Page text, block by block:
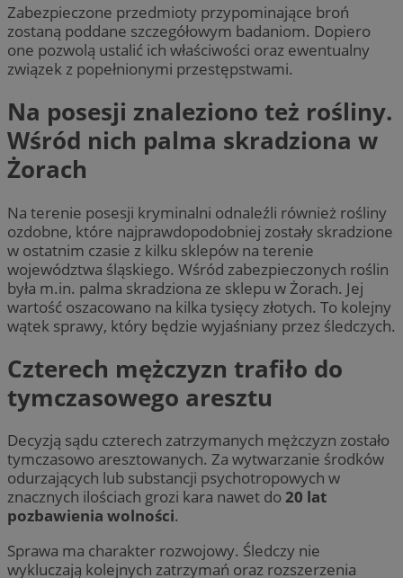
Zabezpieczone przedmioty przypominające broń
zostaną poddane szczegółowym badaniom. Dopiero
one pozwolą ustalić ich właściwości oraz ewentualny
związek z popełnionymi przestępstwami.
Na posesji znaleziono też rośliny.
Wśród nich palma skradziona w
Żorach
Na terenie posesji kryminalni odnaleźli również rośliny
ozdobne, które najprawdopodobniej zostały skradzione
w ostatnim czasie z kilku sklepów na terenie
województwa śląskiego. Wśród zabezpieczonych roślin
była m.in. palma skradziona ze sklepu w Żorach. Jej
wartość oszacowano na kilka tysięcy złotych. To kolejny
wątek sprawy, który będzie wyjaśniany przez śledczych.
Czterech mężczyzn trafiło do
tymczasowego aresztu
Decyzją sądu czterech zatrzymanych mężczyzn zostało
tymczasowo aresztowanych. Za wytwarzanie środków
odurzających lub substancji psychotropowych w
znacznych ilościach grozi kara nawet do20 lat
pozbawienia wolności.
Sprawa ma charakter rozwojowy. Śledczy nie
wykluczają kolejnych zatrzymań oraz rozszerzenia